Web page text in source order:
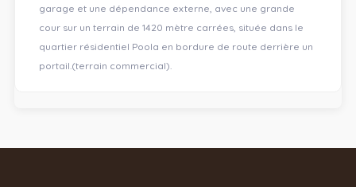
garage et une dépendance externe, avec une grande
cour sur un terrain de 1420 mètre carrées, située dans le
quartier résidentiel Poola en bordure de route derrière un
portail.(terrain commercial).